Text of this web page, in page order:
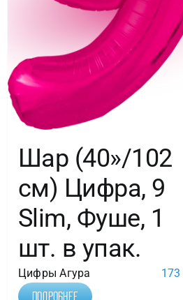
Шар (40»/102
см) Цифра, 9
Slim, Фуше, 1
шт. в упак.
Цифры Агура 173
Подробнее